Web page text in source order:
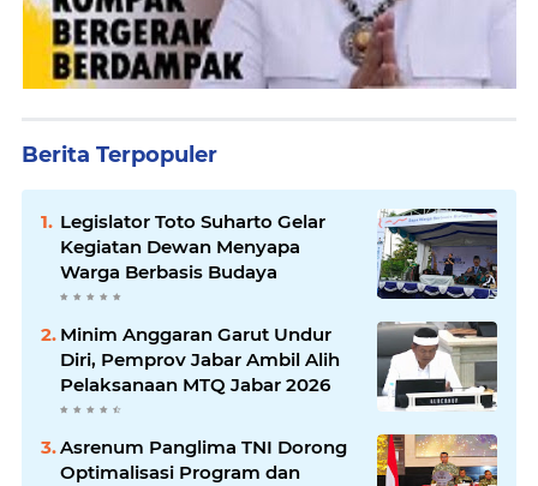
Berita Terpopuler
Legislator Toto Suharto Gelar
Kegiatan Dewan Menyapa
Warga Berbasis Budaya
Minim Anggaran Garut Undur
Diri, Pemprov Jabar Ambil Alih
Pelaksanaan MTQ Jabar 2026
Asrenum Panglima TNI Dorong
Optimalisasi Program dan